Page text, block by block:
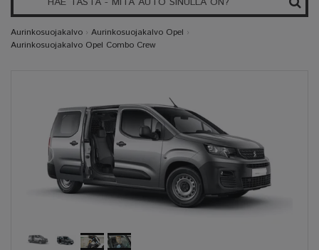
Aurinkosuojakalvo › Aurinkosuojakalvo Opel ›
Aurinkosuojakalvo Opel Combo Crew